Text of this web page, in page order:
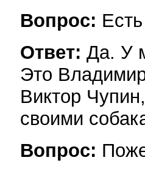
Вопрос:
Ответ: Да. У
Это
Виктор
своими
Вопрос: